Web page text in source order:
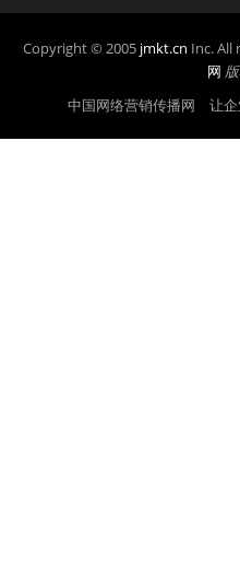
Copyright © 2005 jmkt.cn Inc. All
网
中国网络营销传播网 让企